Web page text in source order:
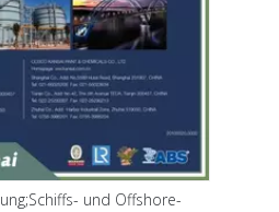
und Offshore-